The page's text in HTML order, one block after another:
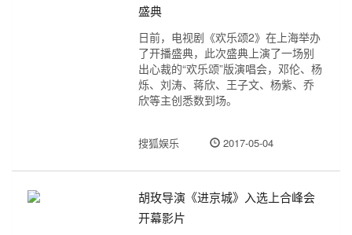
盛典
日前，电视剧《欢乐颂2》在上海举办
了开播盛典，此次盛典上演了一场别
出心裁的“欢乐颂”版演唱会，邓伦、杨
烁、刘涛、蒋欣、王子文、杨紫、乔
欣等主创悉数到场。
搜狐娱乐 2017-05-04
胡玫导演《进京城》入选上合峰会
开幕影片